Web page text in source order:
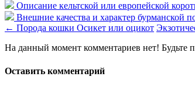
Описание кельтской или европейской
Внешние качества и характер бурманской
← Порода кошки Осикет или оцикот
На данный момент комментариев нет! Будьте
Оставить комментарий